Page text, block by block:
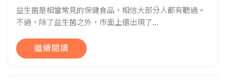
益生菌是相當常見的保健食品，相信大部分人都有聽過。
不過，除了益生菌之外，市面上還出現了...
繼續閱讀